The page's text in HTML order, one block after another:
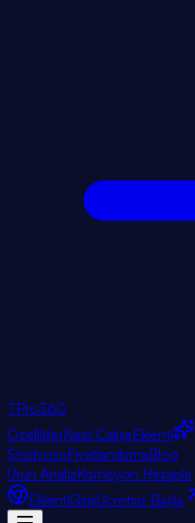
TPro360
ÖzelliklerNasıl ÇalışırEklenti
StüdyosuFiyatlandırmaBlog
Ürün AnalizKomisyon Hesapla
EklentiGirişÜcretsiz Başla